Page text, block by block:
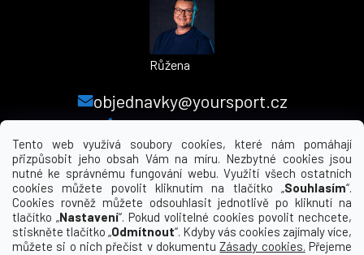
Tento web využívá soubory cookies, které nám pomáhají
přizpůsobit jeho obsah Vám na míru. Nezbytné cookies jsou
nutné ke správnému fungování webu. Využití všech ostatních
cookies můžete povolit kliknutím na tlačítko „Souhlasím“.
Cookies rovněž můžete odsouhlasit jednotlivě po kliknutí na
tlačítko „Nastavení“. Pokud volitelné cookies povolit nechcete,
stiskněte tlačítko „Odmítnout“. Kdyby vás cookies zajímaly více,
můžete si o nich přečíst v dokumentuZásady cookies. Přejeme
Růžena
objednavky@yoursport.cz
+420 224 250 000
MENU
INFORMACE PRO VÁS